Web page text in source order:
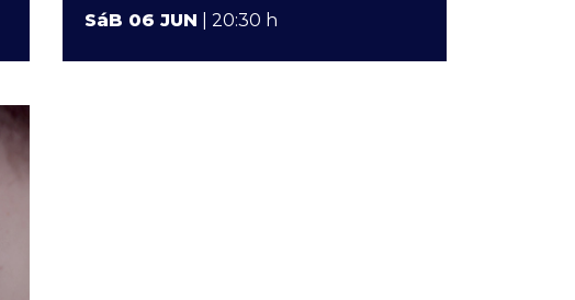
SáB 06 JUN | 20:30 h